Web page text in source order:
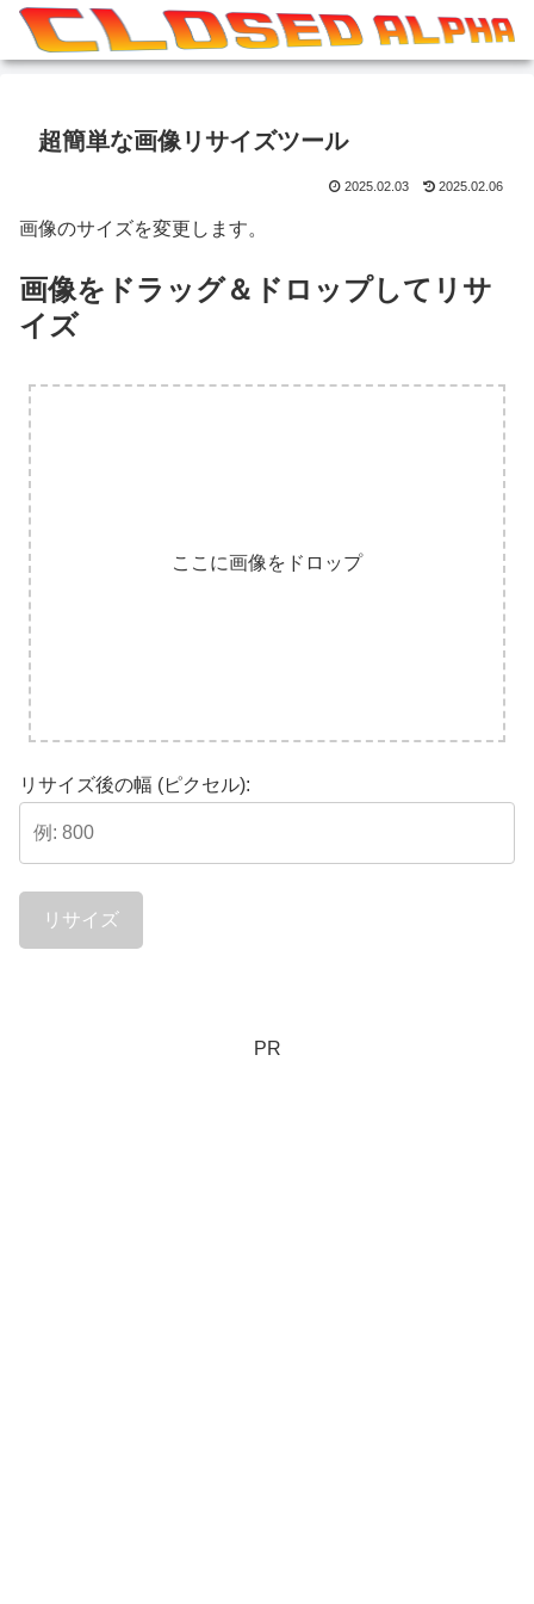
超簡単な画像リサイズツール
2025.02.03 2025.02.06
画像のサイズを変更します。
画像をドラッグ＆ドロップしてリサ
イズ
ここに画像をドロップ
リサイズ後の幅 (ピクセル):
リサイズ
PR